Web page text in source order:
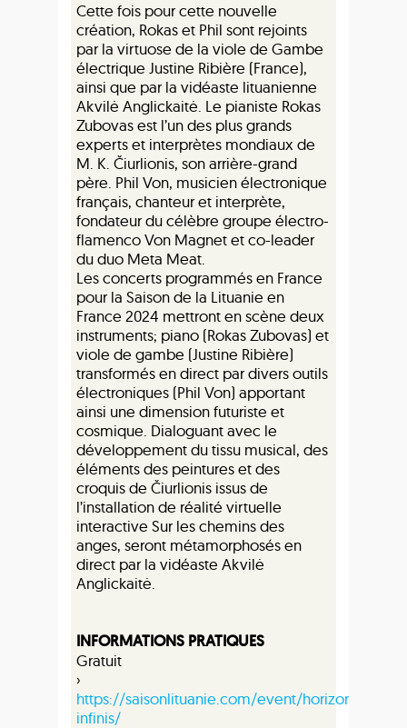
Cette fois pour cette nouvelle
création, Rokas et Phil sont rejoints
par la virtuose de la viole de Gambe
électrique Justine Ribière (France),
ainsi que par la vidéaste lituanienne
Akvilė Anglickaitė. Le pianiste Rokas
Zubovas est l’un des plus grands
experts et interprètes mondiaux de
M. K. Čiurlionis, son arrière-grand
père. Phil Von, musicien électronique
français, chanteur et interprète,
fondateur du célèbre groupe électro-
flamenco Von Magnet et co-leader
du duo Meta Meat.
Les concerts programmés en France
pour la Saison de la Lituanie en
France 2024 mettront en scène deux
instruments; piano (Rokas Zubovas) et
viole de gambe (Justine Ribière)
transformés en direct par divers outils
électroniques (Phil Von) apportant
ainsi une dimension futuriste et
cosmique. Dialoguant avec le
développement du tissu musical, des
éléments des peintures et des
croquis de Čiurlionis issus de
l’installation de réalité virtuelle
interactive Sur les chemins des
anges, seront métamorphosés en
direct par la vidéaste Akvilė
Anglickaitė.
INFORMATIONS PRATIQUES
Gratuit
›
https://saisonlituanie.com/event/horizons-
infinis/